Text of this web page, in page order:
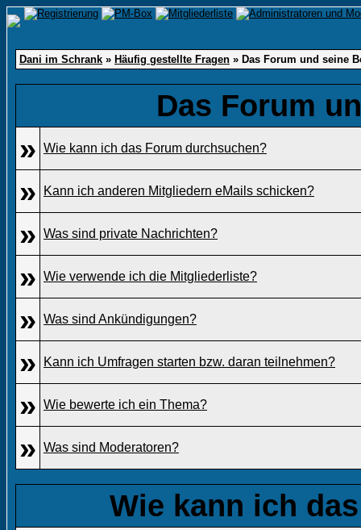
Dani im Schrank » Häufig gestellte Fragen » Das Forum und seine
Das Forum
» Wie kann ich das Forum durchsuchen?
» Kann ich anderen Mitgliedern eMails schicken?
» Was sind private Nachrichten?
» Wie verwende ich die Mitgliederliste?
» Was sind Ankündigungen?
» Kann ich Umfragen starten bzw. daran teilnehmen?
» Wie bewerte ich ein Thema?
» Was sind Moderatoren?
Wie kann ich